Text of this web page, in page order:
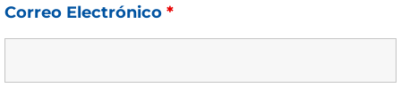
Correo Electrónico *